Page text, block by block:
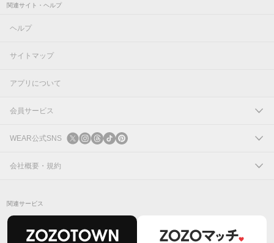
関連サイト・ヘルプ
ヘルプ
サイトマップ
アプリについて
会員サービス
ログイン
新規会員登録
WEAR公式SNS
X
会社概要・規約
関連サービス